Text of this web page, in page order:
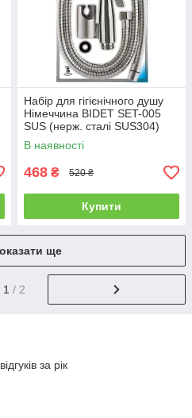
Набір для гігієнічного душу
Німеччина BIDET SET-005
SUS (нерж. сталі SUS304)
В наявності
468 ₴ 520 ₴
Купити
ще
1 / 2
за рік